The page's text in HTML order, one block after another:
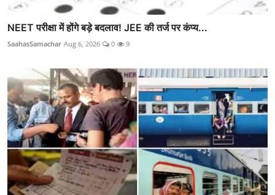
NEET परीक्षा में होंगे बड़े बदलाव! JEE की तर्ज पर कंप्य...
SaahasSamachar Aug 6, 2026 0 9